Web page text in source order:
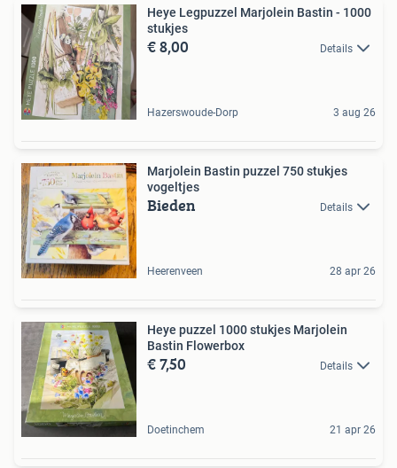
Heye Legpuzzel Marjolein Bastin - 1000
stukjes
€ 8,00 Details
Hazerswoude-Dorp 3 aug 26
Marjolein Bastin puzzel 750 stukjes
vogeltjes
Bieden Details
Heerenveen 28 apr 26
Heye puzzel 1000 stukjes Marjolein
Bastin Flowerbox
€ 7,50 Details
Doetinchem 21 apr 26